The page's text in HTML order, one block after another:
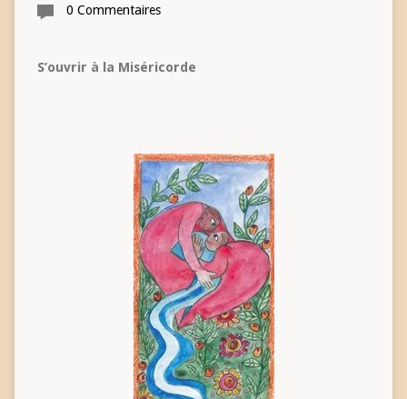
0 Commentaires
S’ouvrir à la Miséricorde